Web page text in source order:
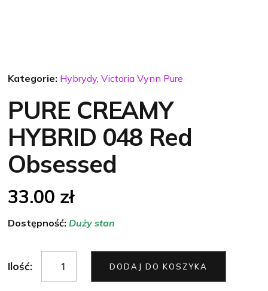
Kategorie: Hybrydy,Victoria Vynn Pure
PURE CREAMY
HYBRID 048 Red
Obsessed
33.00 zł
Dostępność:Duży stan
Ilość: DODAJ DO KOSZYKA